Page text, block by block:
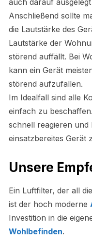
Anschließend sollte
die Lautstärke des
Lautstärke der
störend auffällt. Bei
kann ein Gerät
störend aufzufallen.
Im Idealfall sind alle
einfach zu
schnell reagieren
einsatzbereites Gerät
Unsere
Ein Luftfilter, der all
ist der hoch moderne
Investition in die
Wohlbefinden.